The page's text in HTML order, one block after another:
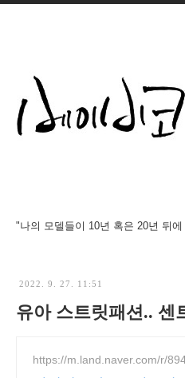
"나의 모델들이 10년 혹은 20년 뒤
2022. 9. 27. 11:51
유아 스트릿패션.. 센
https://m.land.naver.com/r/